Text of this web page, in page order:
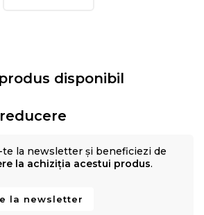
disponibil
reducere
te la newsletter și beneficiezi de
la achiziția acestui produs.
la newsletter